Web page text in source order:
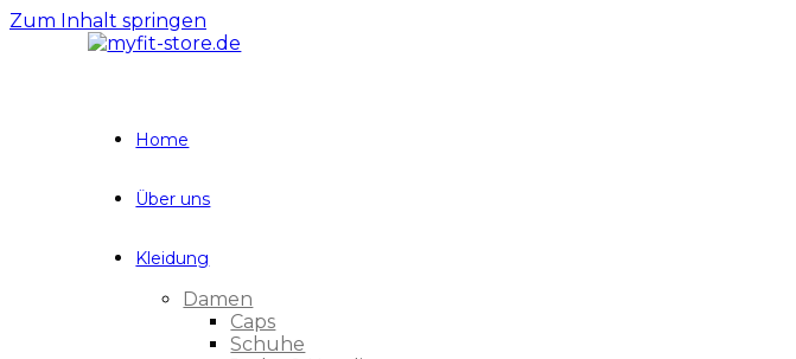
Zum Inhalt springen
Home
Über uns
Kleidung
Damen
Caps
Schuhe